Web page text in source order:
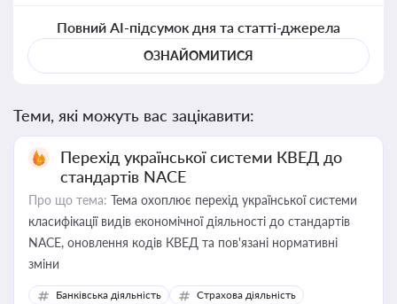
Повний AI-підсумок дня та статті-джерела
ОЗНАЙОМИТИСЯ
Теми, які можуть вас зацікавити:
Перехід української системи КВЕД до
стандартів NACE
Про що тема: Тема охоплює перехід української системи
класифікації видів економічної діяльності до стандартів
NACE, оновлення кодів КВЕД та пов'язані нормативні
зміни
Банківська діяльність
Страхова діяльність